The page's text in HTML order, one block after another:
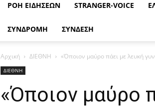
ΡΟΉ ΕΙΔΉΣΕΩΝ STRANGER-VOICE
ΣΥΝΔΡΟΜΗ ΣΥΝΔΕΣΗ
Αρχική ΔΙΕΘΝΗ «Όποιον μαύρο πάει με λευκή
ΔΙΕΘΝΗ
«Όποιον μαύρο